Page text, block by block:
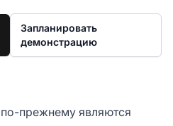
Запланировать
демонстрацию
прежнему являются